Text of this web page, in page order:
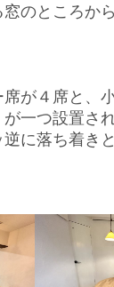
のところか
が４席と、
一つ設置さ
に落ち着き